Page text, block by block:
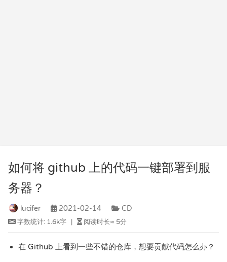
如何将 github 上的代码一键部署到服
务器？
lucifer 2021-02-14 CD
字数统计: 1.6k字 阅读时长≈ 5分
在 Github 上看到一些不错的仓库，想要贡献代码怎么办？